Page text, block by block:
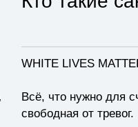
WHITE LIVES
Всё, что нужно для
свободная от